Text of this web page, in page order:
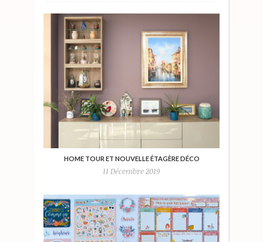
HOME TOUR ET NOUVELLE ÉTAGÈRE DÉCO
11 Décembre 2019